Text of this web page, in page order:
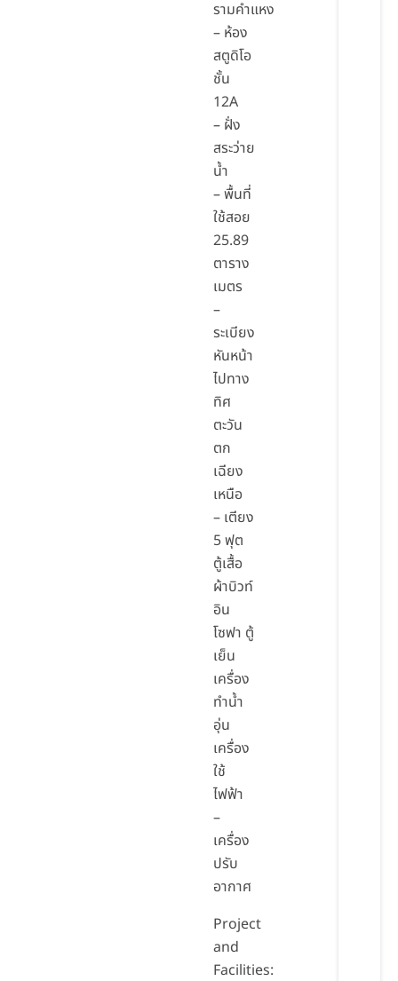
รามคำแหง
– ห้อง
สตูดิโอ
ชั้น
12A
– ฝั่ง
สระว่าย
น้ำ
– พื้นที่
ใช้สอย
25.89
ตาราง
เมตร
–
ระเบียง
หันหน้า
ไปทาง
ทิศ
ตะวัน
ตก
เฉียง
เหนือ
– เตียง
5 ฟุต
ตู้เสื้อ
ผ้าบิวท์
อิน
โซฟา ตู้
เย็น
เครื่อง
ทำน้ำ
อุ่น
เครื่อง
ใช้
ไฟฟ้า
–
เครื่อง
ปรับ
อากาศ
Project
and
Facilities: